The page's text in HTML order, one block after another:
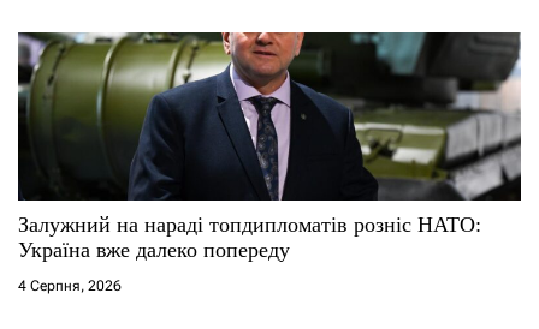
Залужний на нараді топдипломатів розніс НАТО:
Україна вже далеко попереду
4 Серпня, 2026